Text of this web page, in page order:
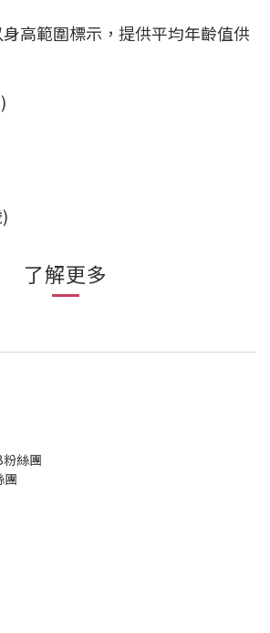
高範圍標示，提供平均年齡值供
了解更多
絲團
團